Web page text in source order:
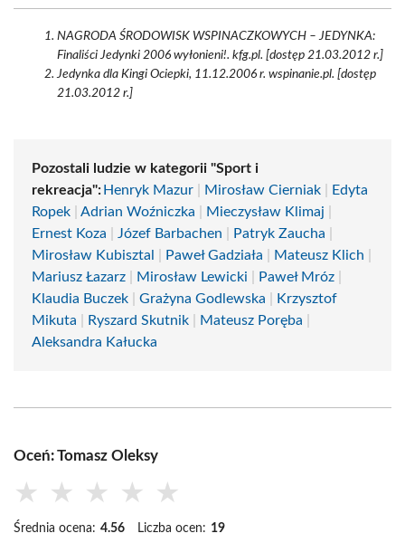
NAGRODA ŚRODOWISK WSPINACZKOWYCH – JEDYNKA:
Finaliści Jedynki 2006 wyłonieni!. kfg.pl. [dostęp 21.03.2012 r.]
Jedynka dla Kingi Ociepki, 11.12.2006 r. wspinanie.pl. [dostęp
21.03.2012 r.]
Pozostali ludzie w kategorii "Sport i
rekreacja": Henryk Mazur Mirosław Cierniak
Edyta
Ropek
Adrian Woźniczka Mieczysław Klimaj
Ernest Koza
Józef Barbachen Patryk Zaucha
Mirosław Kubisztal
Paweł Gadziała Mateusz Klich
Mariusz Łazarz
Mirosław Lewicki Paweł Mróz
Klaudia Buczek
Grażyna Godlewska
Krzysztof
Mikuta
Ryszard Skutnik Mateusz Poręba
Aleksandra Kałucka
Oceń: Tomasz Oleksy
★ ★ ★ ★ ★
Średnia ocena: 4.56 Liczba ocen: 19